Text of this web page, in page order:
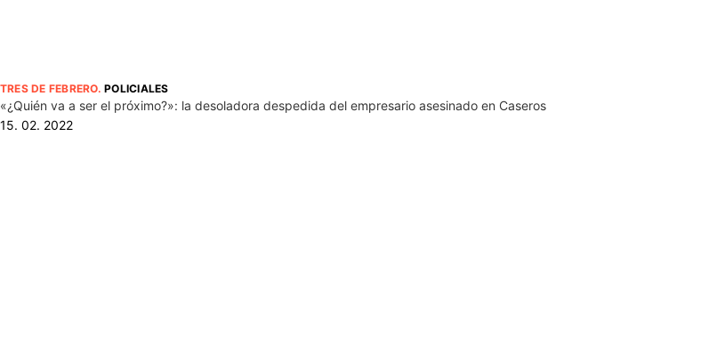
TRES DE FEBRERO.POLICIALES
«¿Quién va a ser el próximo?»: la desoladora despedida del empresario asesinado en Caseros
15. 02. 2022